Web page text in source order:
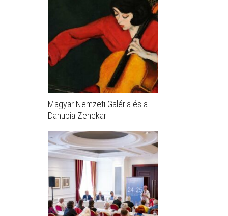
Magyar Nemzeti Galéria és a
Danubia Zenekar